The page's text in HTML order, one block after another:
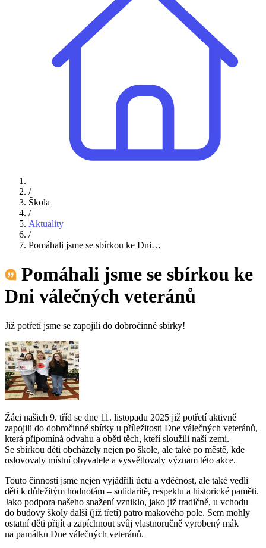
/
Škola
/
Aktuality
/
Pomáhali jsme se sbírkou ke Dni…
Pomáhali jsme se sbírkou ke
Dni válečných veteránů
Již potřetí jsme se zapojili do dobročinné sbírky!
Žáci našich 9. tříd se dne 11. listopadu 2025 již potřetí aktivně
zapojili do dobročinné sbírky u příležitosti Dne válečných veteránů,
která připomíná odvahu a oběti těch, kteří sloužili naší zemi.
Se sbírkou děti obcházely nejen po škole, ale také po městě, kde
oslovovaly místní obyvatele a vysvětlovaly význam této akce.
Touto činností jsme nejen vyjádřili úctu a vděčnost, ale také vedli
děti k důležitým hodnotám – solidaritě, respektu a historické paměti.
Jako podpora našeho snažení vzniklo, jako již tradičně, u vchodu
do budovy školy další (již třetí) patro makového pole. Sem mohly
ostatní děti přijít a zapíchnout svůj vlastnoručně vyrobený mák
na památku Dne válečných veteránů.